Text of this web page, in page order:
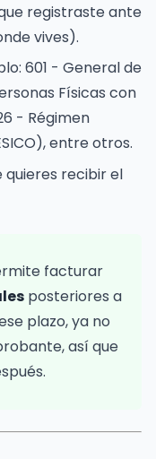
registraste ante
vives).
601 - General de
Físicas con
- Régimen
entre otros.
quieres recibir el
facturar
posteriores a
plazo, ya no
así que